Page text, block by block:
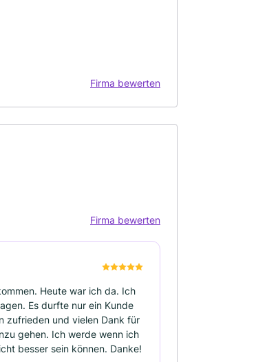
Firma bewerten
Firma bewerten
Heute war ich da. Ich
Es durfte nur ein Kunde
zufrieden und vielen Dank für
gehen. Ich werde wenn ich
besser sein können. Danke!